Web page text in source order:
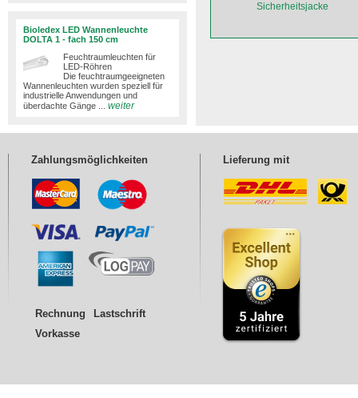
Bioledex LED Wannenleuchte
DOLTA 1 - fach 150 cm
Feuchtraumleuchten für
LED-Röhren
Die feuchtraumgeeigneten
Wannenleuchten wurden speziell für
industrielle Anwendungen und
überdachte Gänge ...
weiter
Sicherheitsjacke
Zahlungsmöglichkeiten
Rechnung
Lastschrift
Vorkasse
Lieferung mit